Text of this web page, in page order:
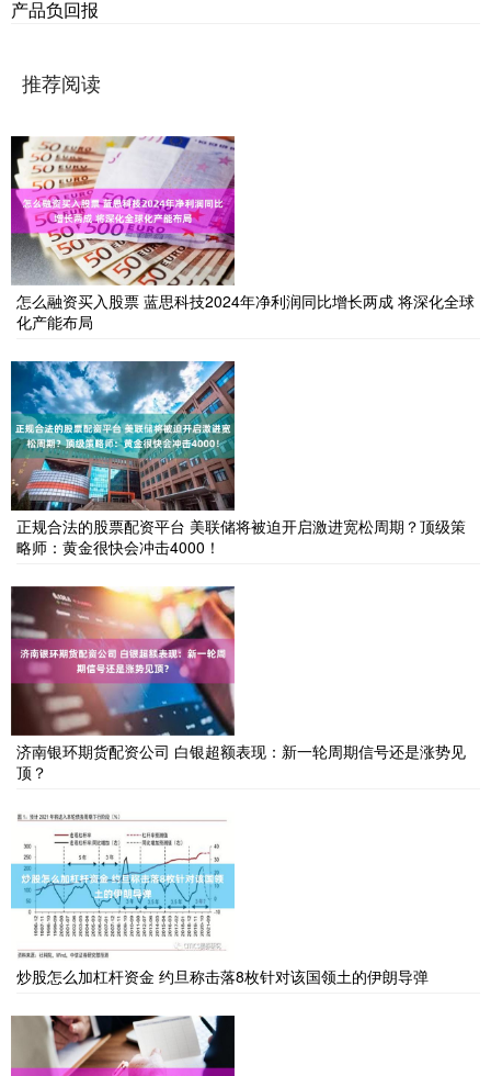
产品负回报
推荐阅读
怎么融资买入股票 蓝思科技2024年净利润同比增长两成 将深化全球
化产能布局
正规合法的股票配资平台 美联储将被迫开启激进宽松周期？顶级策
略师：黄金很快会冲击4000！
济南银环期货配资公司 白银超额表现：新一轮周期信号还是涨势见
顶？
炒股怎么加杠杆资金 约旦称击落8枚针对该国领土的伊朗导弹